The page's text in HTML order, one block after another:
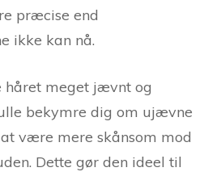
præcise end
ikke kan nå.
håret meget jævnt og
bekymre dig om ujævne
være mere skånsom mod
Dette gør den ideel til